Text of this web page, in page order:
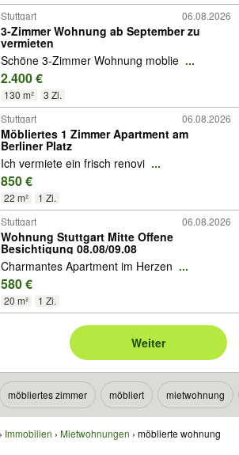
Stuttgart 06.08.2026
3-Zimmer Wohnung ab September zu
vermieten
Schöne 3-Zimmer Wohnung moblie ...
2.400 €
130 m² 3 Zi.
Stuttgart 06.08.2026
Möbliertes 1 Zimmer Apartment am
Berliner Platz
Ich vermiete ein frisch renovi ...
850 €
22 m² 1 Zi.
Stuttgart 06.08.2026
Wohnung Stuttgart Mitte Offene
Besichtigung 08.08/09.08
Charmantes Apartment im Herzen ...
580 €
20 m² 1 Zi.
Weiter
möbliertes zimmer möbliert mietwohnung
Immobilien Mietwohnungen möblierte wohnung